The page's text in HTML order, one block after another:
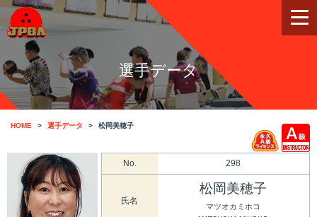
選手データ
HOME 選手データ 松岡美穂子
No. 298
氏名
松岡美穂子
マツオカミホコ